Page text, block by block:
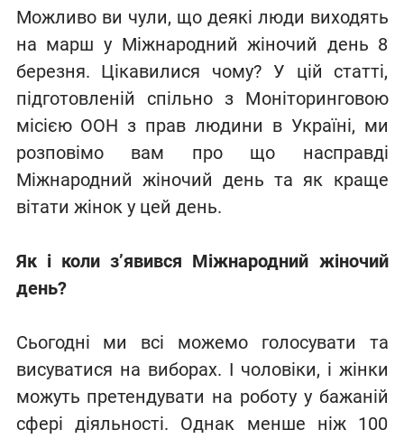
Можливо ви чули, що деякі люди виходять
на марш у Міжнародний жіночий день 8
березня. Цікавилися чому? У цій статті,
підготовленій спільно з Моніторинговою
місією ООН з прав людини в Україні, ми
розповімо вам про що насправді
Міжнародний жіночий день та як краще
вітати жінок у цей день.
Як і коли з’явився Міжнародний жіночий
день?
Сьогодні ми всі можемо голосувати та
висуватися на виборах. І чоловіки, і жінки
можуть претендувати на роботу у бажаній
сфері діяльності. Однак менше ніж 100